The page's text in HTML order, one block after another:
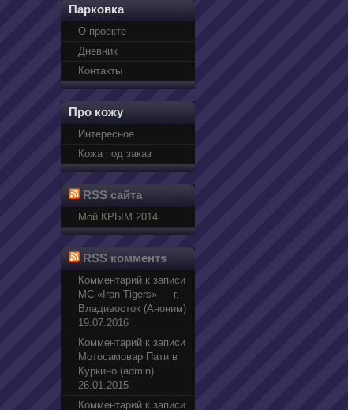
Парковка
О проекте
Дневник
Контакты
Про кожу
Интересное
Кожа под заказ
RSS сайта
Мой КРЫМ 2014
RSS комментs
Комментарий к записи
МС «Iron Tigers» — г.
Владивосток (Аноним)
19.07.2016
Комментарий к записи
Мотосамовар Пати в
Куркино (admin)
26.01.2015
Комментарий к записи